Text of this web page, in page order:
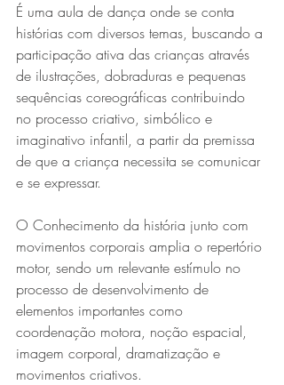
É uma aula de dança onde se conta
histórias com diversos temas, buscando a
participação ativa das crianças através
de ilustrações, dobraduras e pequenas
sequências coreográficas contribuindo
no processo criativo, simbólico e
imaginativo infantil, a partir da premissa
de que a criança necessita se comunicar
e se expressar.
O Conhecimento da história junto com
movimentos corporais amplia o repertório
motor, sendo um relevante estímulo no
processo de desenvolvimento de
elementos importantes como
coordenação motora, noção espacial,
imagem corporal, dramatização e
movimentos criativos.